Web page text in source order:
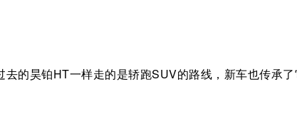
的昊铂HT一样走的是轿跑SUV的路线，新车也传承了